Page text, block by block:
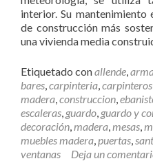
e
s
t
o
s
v
a
l
o
r
interior. Su
de construcción más
una vivienda media
Etiquetado conallende,
bares,carpinteria,carpinteros
madera,construccion,
escaleras, guardo, guardo y
decoración,madera,mesas,
muebles madera,puertas,
ventanas
Deja un